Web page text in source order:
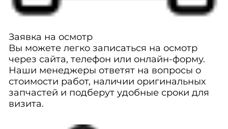
Заявка на осмотр
Вы можете легко записаться на осмотр
через сайта, телефон или онлайн-форму.
Наши менеджеры ответят на вопросы о
стоимости работ, наличии оригинальных
запчастей и подберут удобные сроки для
визита.